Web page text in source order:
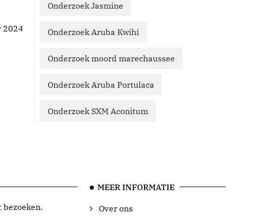
2024
Onderzoek Jasmine
Onderzoek Aruba Kwihi
Onderzoek moord marechaussee
Onderzoek Aruba Portulaca
Onderzoek SXM Aconitum
MEER INFORMATIE
Over ons